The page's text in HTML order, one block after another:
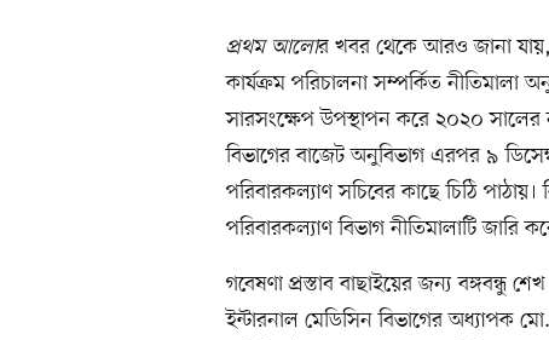
প্রথম আলোর খবর থেকে আরও জানা যায়,
কার্যক্রম পরিচালনা সম্পর্কিত নীতিমালা
সারসংক্ষেপ উপস্থাপন করে ২০২০ সালের
বিভাগের বাজেট অনুবিভাগ এরপর ৯
পরিবারকল্যাণ সচিবের কাছে চিঠি
পরিবারকল্যাণ বিভাগ নীতিমালাটি জারি
গবেষণা প্রস্তাব বাছাইয়ের জন্য বঙ্গবন্ধু
ইন্টারনাল মেডিসিন বিভাগের অধ্যাপক